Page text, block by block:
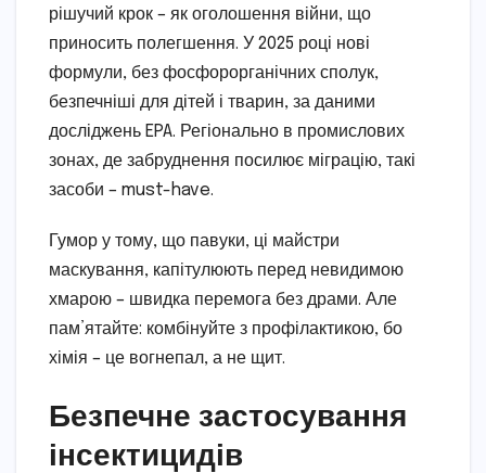
рішучий крок – як оголошення війни, що
приносить полегшення. У 2025 році нові
формули, без фосфорорганічних сполук,
безпечніші для дітей і тварин, за даними
досліджень EPA. Регіонально в промислових
зонах, де забруднення посилює міграцію, такі
засоби – must-have.
Гумор у тому, що павуки, ці майстри
маскування, капітулюють перед невидимою
хмарою – швидка перемога без драми. Але
пам’ятайте: комбінуйте з профілактикою, бо
хімія – це вогнепал, а не щит.
Безпечне застосування
інсектицидів